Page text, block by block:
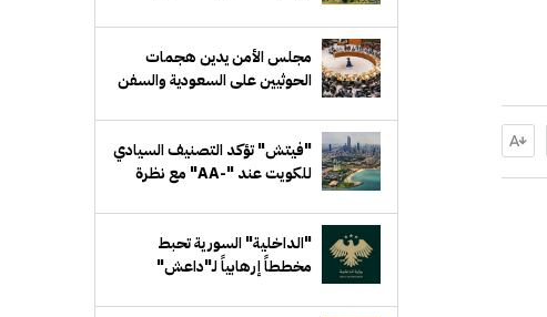
مجلس الأمن يدين هجمات
الحوثيين على السعودية والسفن
"فيتش" تؤكد التصنيف السيادي
للكويت عند "-AA" مع نظرة
"الداخلية" السورية تحبط
مخططاً إرهابياً لـ"داعش"